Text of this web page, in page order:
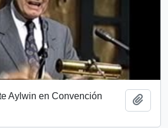
Aylwin en Convención